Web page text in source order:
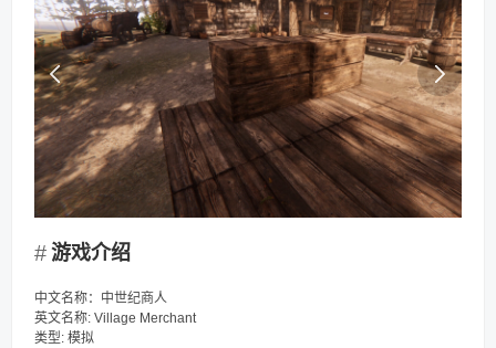
游戏介绍
中文名称：中世纪商人
英文名称: Village Merchant
类型: 模拟